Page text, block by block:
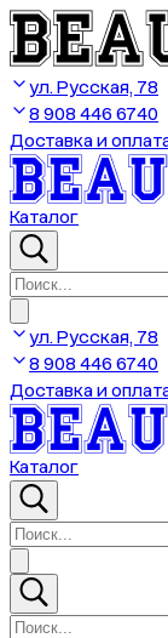
ул. Русская, 78
8 908 446 6740
Доставка и
Каталог
ул. Русская, 78
8 908 446 6740
Доставка и
Каталог